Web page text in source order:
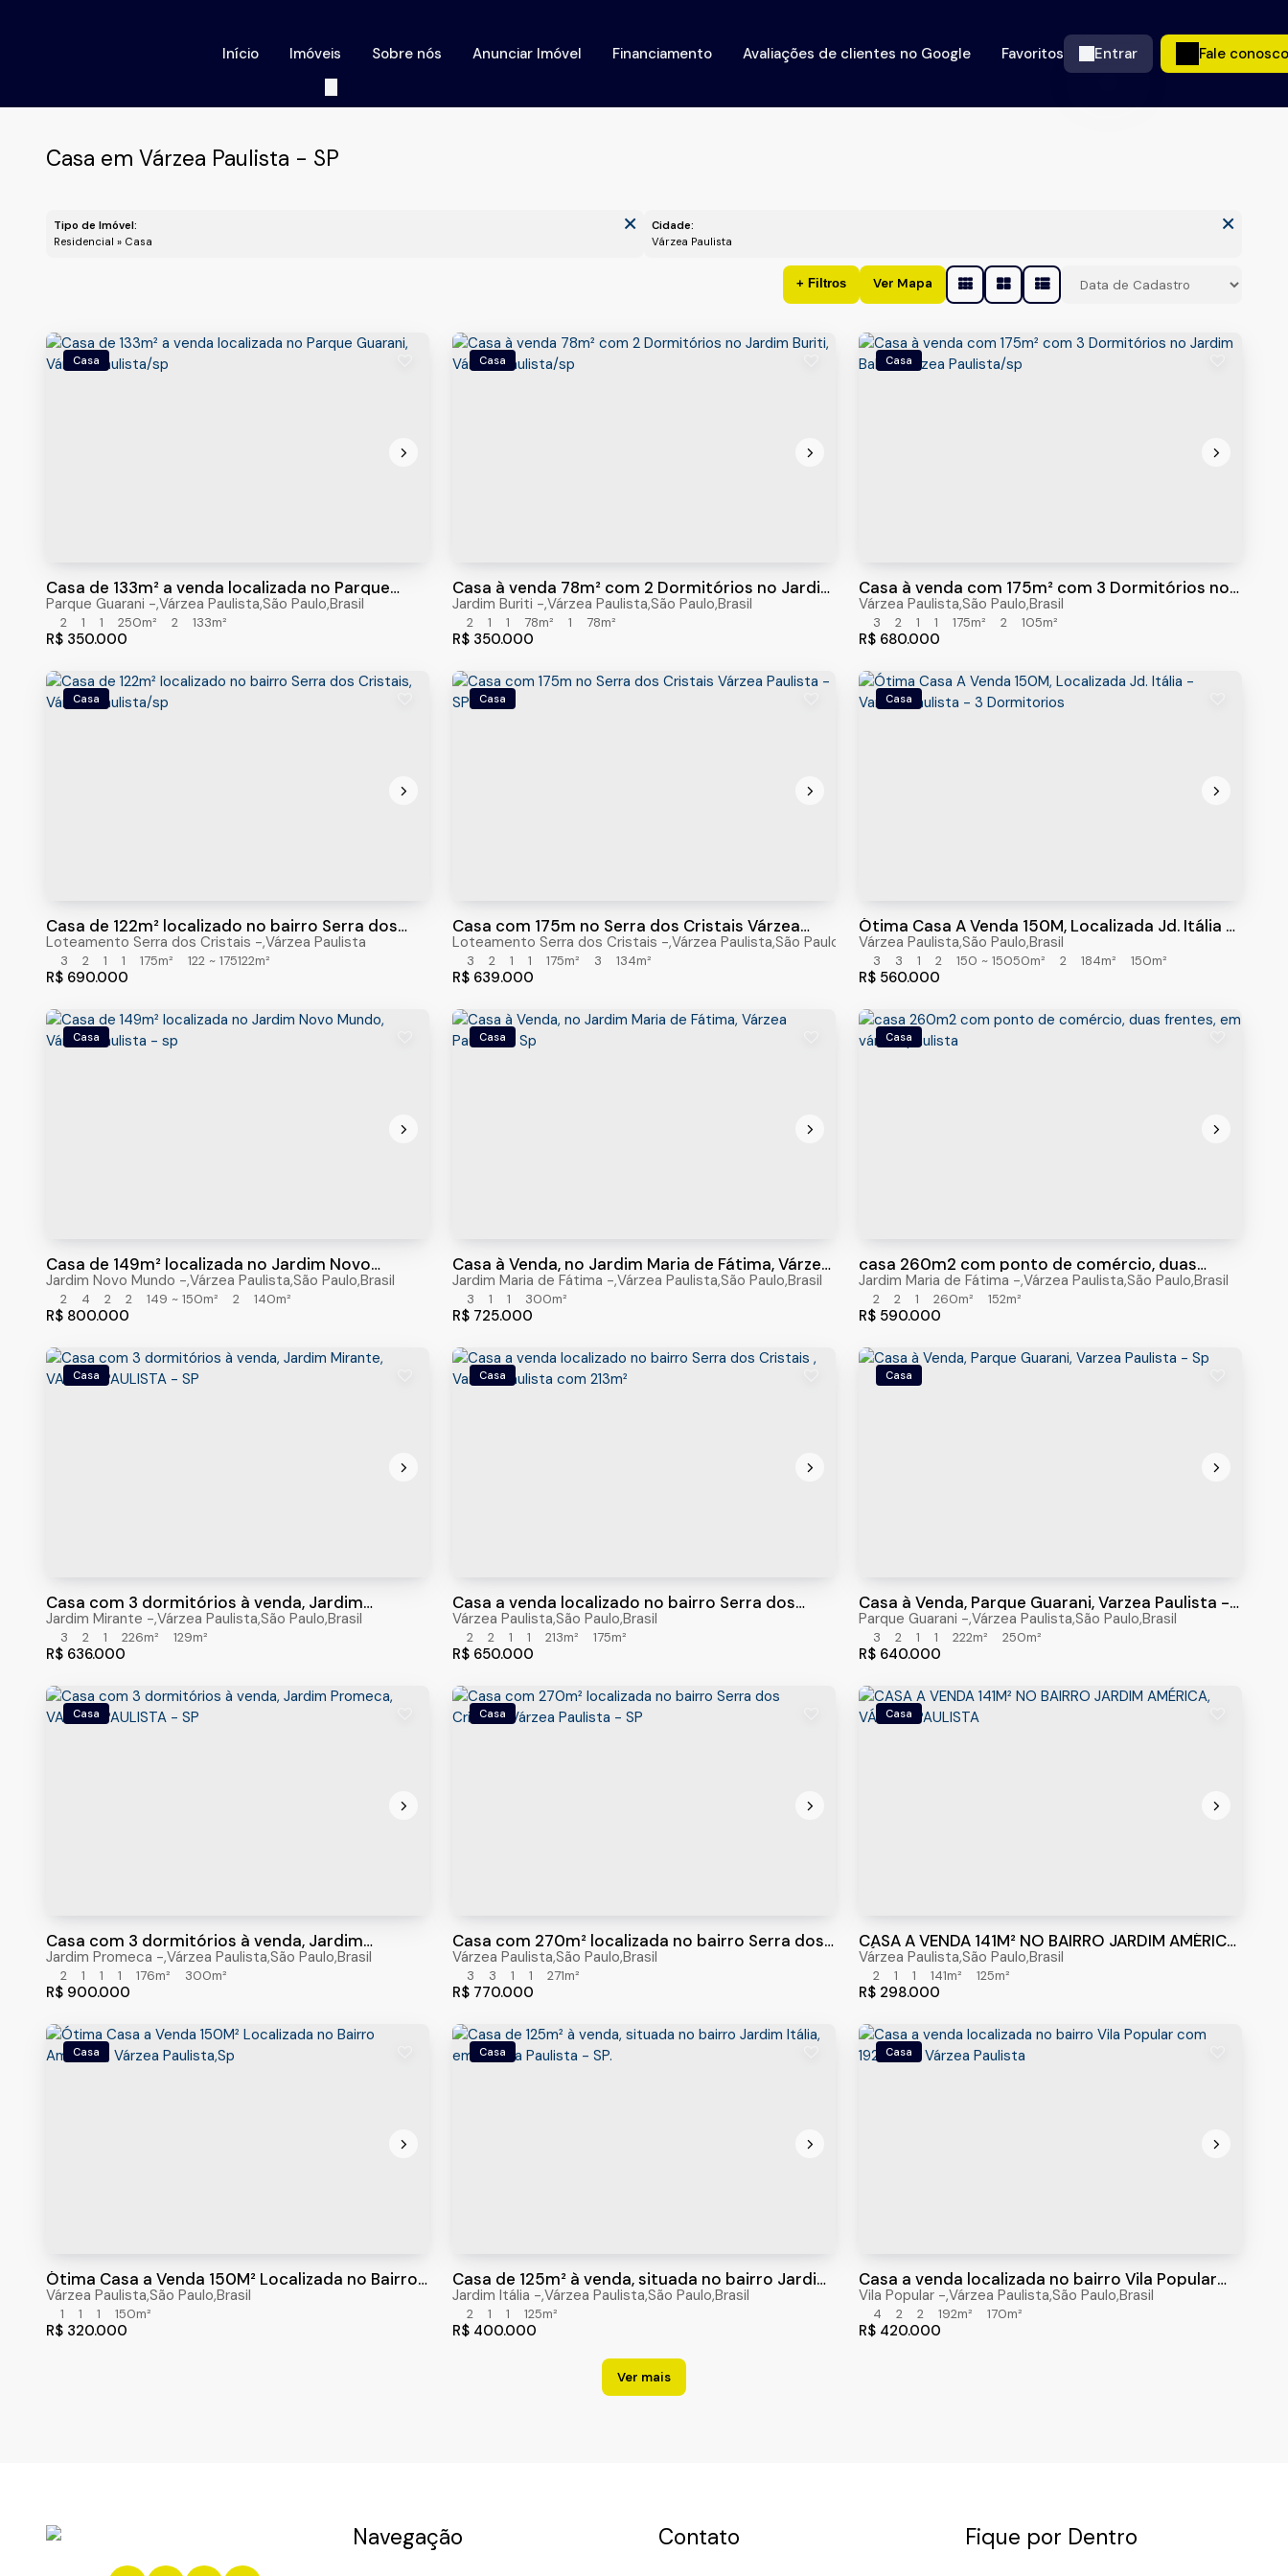
Fale conosco
Entrar
Favoritos
Avaliações de clientes no Google
Financiamento
Anunciar Imóvel
Sobre nós
Imóveis
Início
Casa em Várzea Paulista - SP
Tipo de Imóvel:
Residencial » Casa
Cidade:
Várzea Paulista
Ver Mapa
Casa
Casa de 133m² a venda localizada no Parque
Guarani, Várzea Paulista/sp
R$ 350.000
Parque Guarani ,Várzea Paulista,São Paulo,Brasil
2 1 1 250m² 2 133m²
Casa
Casa à venda 78m² com 2 Dormitórios no Jardim
Buriti, Várzea Paulista/sp
R$ 350.000
Jardim Buriti ,Várzea Paulista,São Paulo,Brasil
2 1 1 78m² 1 78m²
Casa
Casa à venda com 175m² com 3 Dormitórios no
Jardim Bahia, Várzea Paulista/sp
R$ 680.000
Várzea Paulista,São Paulo,Brasil
3 2 1 1 175m² 2 105m²
Casa
Casa de 122m² localizado no bairro Serra dos
Cristais, Várzea Paulista/sp
R$ 690.000
Loteamento Serra dos Cristais ,Várzea Paulista
3 2 1 1 175m² 122 ~ 175122m²
Casa
Casa com 175m no Serra dos Cristais Várzea
Paulista - SP
R$ 639.000
Loteamento Serra dos Cristais ,Várzea Paulista,São Paulo Brasil
3 2 1 1 175m² 3 134m²
Casa
Ótima Casa A Venda 150M, Localizada Jd. Itália -
Varzea Paulista - 3 Dormitorios
R$ 560.000
Várzea Paulista,São Paulo,Brasil
3 3 1 2 150 ~ 15050m² 2 184m² 150m²
Casa
Casa de 149m² localizada no Jardim Novo
Mundo, Várzea Paulista - sp
R$ 800.000
Jardim Novo Mundo ,Várzea Paulista,São Paulo,Brasil
2 4 2 2 149 ~ 150m² 2 140m²
Casa
Casa à Venda, no Jardim Maria de Fátima, Várzea
Paulista - Sp
R$ 725.000
Jardim Maria de Fátima ,Várzea Paulista,São Paulo,Brasil
3 1 1 300m²
Casa
casa 260m2 com ponto de comércio, duas
frentes, em várzea paulista
R$ 590.000
Jardim Maria de Fátima ,Várzea Paulista,São Paulo,Brasil
2 2 1 260m² 152m²
Casa
Casa com 3 dormitórios à venda, Jardim
Mirante, VARZEA PAULISTA - SP
R$ 636.000
Jardim Mirante ,Várzea Paulista,São Paulo,Brasil
3 2 1 226m² 129m²
Casa
Casa a venda localizado no bairro Serra dos
Cristais , Varzea Paulista com 213m²
R$ 650.000
Várzea Paulista,São Paulo,Brasil
2 2 1 1 213m² 175m²
Casa
Casa à Venda, Parque Guarani, Varzea Paulista -
Sp
R$ 640.000
Parque Guarani ,Várzea Paulista,São Paulo,Brasil
3 2 1 1 222m² 250m²
Casa
Casa com 3 dormitórios à venda, Jardim
Promeca, VARZEA PAULISTA - SP
R$ 900.000
Jardim Promeca ,Várzea Paulista,São Paulo,Brasil
2 1 1 1 176m² 300m²
Casa
Casa com 270m² localizada no bairro Serra dos
Cristais, Várzea Paulista - SP
R$ 770.000
Várzea Paulista,São Paulo,Brasil
3 3 1 1 271m²
Casa
CASA A VENDA 141M² NO BAIRRO JARDIM AMÉRICA,
VÁRZEA PAULISTA
R$ 298.000
Várzea Paulista,São Paulo,Brasil
2 1 1 141m² 125m²
Casa
Ótima Casa a Venda 150M² Localizada no Bairro
America I, Várzea Paulista,Sp
R$ 320.000
Várzea Paulista,São Paulo,Brasil
1 1 1 150m²
Casa
Casa de 125m² à venda, situada no bairro Jardim
Itália, em Várzea Paulista - SP.
R$ 400.000
Jardim Itália ,Várzea Paulista,São Paulo,Brasil
2 1 1 125m²
Casa
Casa a venda localizada no bairro Vila Popular
com 192m² em Várzea Paulista
R$ 420.000
Vila Popular ,Várzea Paulista,São Paulo,Brasil
4 2 2 192m² 170m²
Navegação Contato Fique por Dentro